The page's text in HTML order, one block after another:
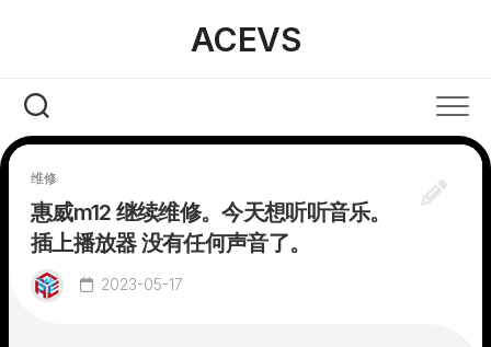
ACEVS
维修
惠威m12 继续维修。今天想听听音乐。
插上播放器 没有任何声音了。
2023-05-17